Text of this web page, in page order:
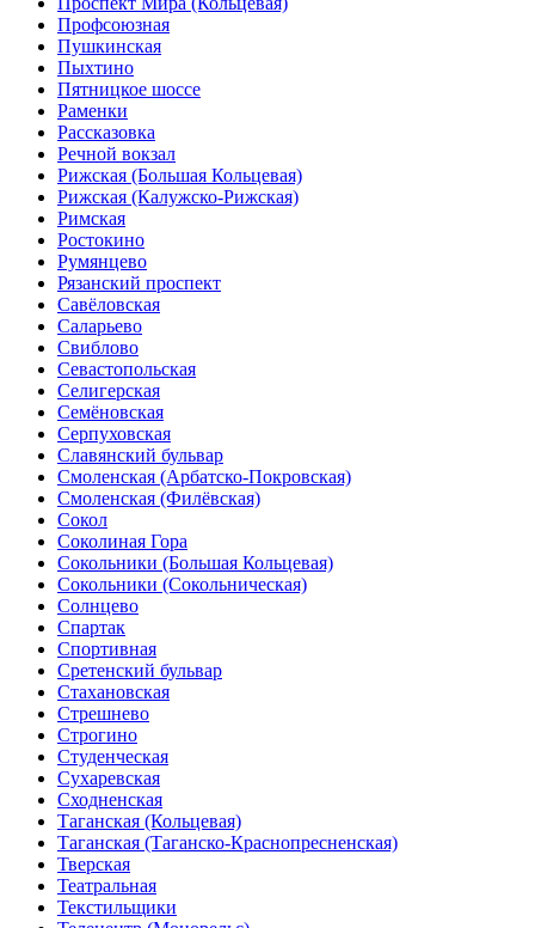
Профсоюзная
Пушкинская
Пыхтино
Пятницкое шоссе
Раменки
Рассказовка
Речной вокзал
Рижская (Большая Кольцевая)
Рижская (Калужско-Рижская)
Римская
Ростокино
Румянцево
Рязанский проспект
Савёловская
Саларьево
Свиблово
Севастопольская
Селигерская
Семёновская
Серпуховская
Славянский бульвар
Смоленская (Арбатско-Покровская)
Смоленская (Филёвская)
Сокол
Соколиная Гора
Сокольники (Большая Кольцевая)
Сокольники (Сокольническая)
Солнцево
Спартак
Спортивная
Сретенский бульвар
Стахановская
Стрешнево
Строгино
Студенческая
Сухаревская
Сходненская
Таганская (Кольцевая)
Таганская (Таганско-Краснопресненская)
Тверская
Театральная
Текстильщики